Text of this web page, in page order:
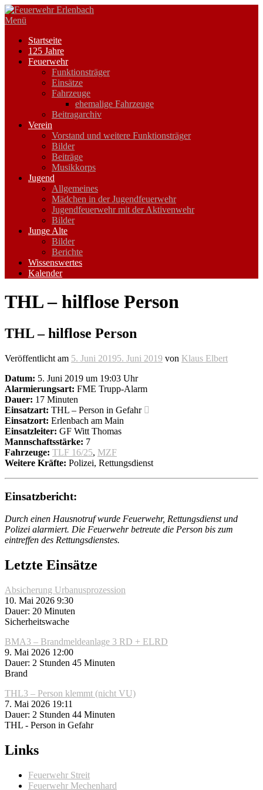
Zum
Inhalt
Menü
Startseite
125 Jahre
Feuerwehr
Funktionsträger
Einsätze
Fahrzeuge
ehemalige Fahrzeuge
Beitragarchiv
Verein
Vorstand und weitere Funktionsträger
Bilder
Beiträge
Musikkorps
Jugend
Allgemeines
Mädchen in der Jugendfeuerwehr
Jugendfeuerwehr mit der Aktivenwehr
Bilder
Junge Alte
Bilder
Berichte
Wissenswertes
Kalender
THL – hilflose Person
THL – hilflose Person
Veröffentlicht am 5. Juni 20195. Juni 2019 von Klaus Elbert
Datum: 5. Juni 2019 um 19:03 Uhr
Alarmierungsart: FME Trupp-Alarm
Dauer: 17 Minuten
Einsatzart: THL – Person in Gefahr
Einsatzort: Erlenbach am Main
Einsatzleiter: GF Witt Thomas
Mannschaftsstärke: 7
Fahrzeuge: TLF 16/25, MZF
Weitere Kräfte: Polizei, Rettungsdienst
Einsatzbericht:
Durch einen Hausnotruf wurde Feuerwehr, Rettungsdienst und
Polizei alarmiert. Die Feuerwehr betreute die Person bis zum
eintreffen des Rettungsdienstes.
Letzte Einsätze
Absicherung Urbanusprozession
10. Mai 2026 9:30
Dauer: 20 Minuten
Sicherheitswache
BMA3 – Brandmeldeanlage 3 RD + ELRD
9. Mai 2026 12:00
Dauer: 2 Stunden 45 Minuten
Brand
THL3 – Person klemmt (nicht VU)
7. Mai 2026 19:11
Dauer: 2 Stunden 44 Minuten
THL - Person in Gefahr
Links
Feuerwehr Streit
Feuerwehr Mechenhard